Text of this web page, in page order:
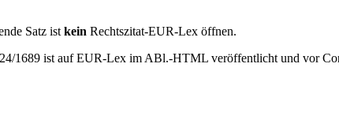
Satz ist kein Rechtszitat-EUR-Lex öffnen.
1689 ist auf EUR-Lex im ABl.-HTML veröffentlicht und vor